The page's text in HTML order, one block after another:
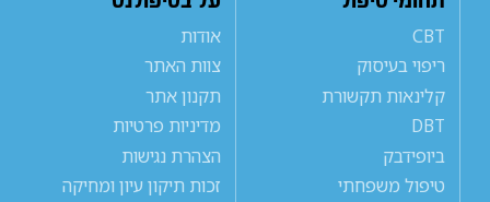
CBT
ריפוי בעיסוק
קלינאות תקשורת
DBT
ביופידבק
טיפול משפחתי
אודות
צוות האתר
תקנון אתר
מדיניות פרטיות
הצהרת נגישות
זכות תיקון עיון ומחיקה